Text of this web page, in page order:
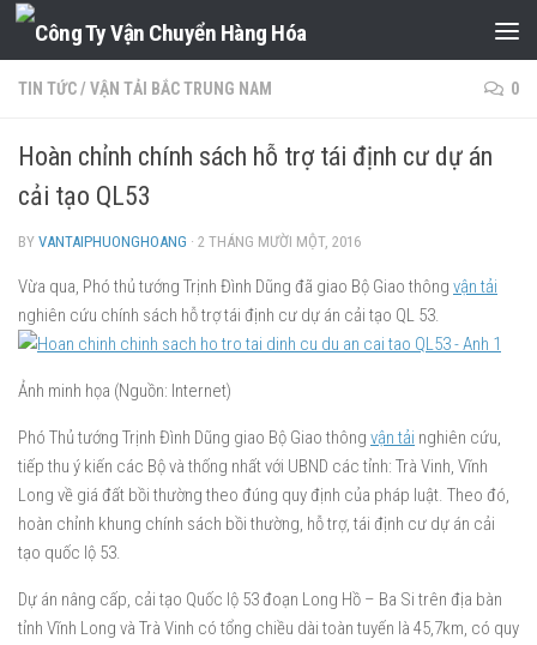
Skip to content
TIN TỨC/ VẬN TẢI BẮC TRUNG NAM 0
Hoàn chỉnh chính sách hỗ trợ tái định cư dự án
cải tạo QL53
BY VANTAIPHUONGHOANG · 2 THÁNG MƯỜI MỘT, 2016
Vừa qua, Phó thủ tướng Trịnh Đình Dũng đã giao Bộ Giao thông vận tải
nghiên cứu chính sách hỗ trợ tái định cư dự án cải tạo QL 53.
Ảnh minh họa (Nguồn: Internet)
Phó Thủ tướng Trịnh Đình Dũng giao Bộ Giao thông vận tải nghiên cứu,
tiếp thu ý kiến các Bộ và thống nhất với UBND các tỉnh: Trà Vinh, Vĩnh
Long về giá đất bồi thường theo đúng quy định của pháp luật. Theo đó,
hoàn chỉnh khung chính sách bồi thường, hỗ trợ, tái định cư dự án cải
tạo quốc lộ 53.
Dự án nâng cấp, cải tạo Quốc lộ 53 đoạn Long Hồ – Ba Si trên địa bàn
tỉnh Vĩnh Long và Trà Vinh có tổng chiều dài toàn tuyến là 45,7km, có quy